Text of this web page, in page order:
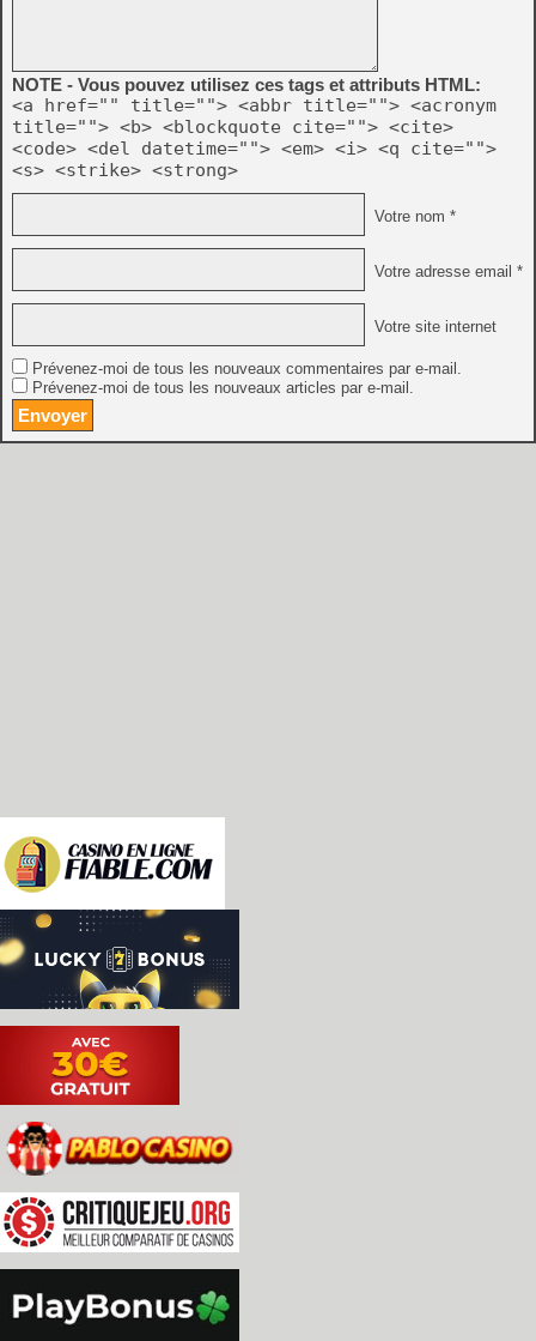
NOTE - Vous pouvez utilisez ces tags et attributs HTML:
<a href="" title=""> <abbr title=""> <acronym
title=""> <b> <blockquote cite=""> <cite>
<code> <del datetime=""> <em> <i> <q cite="">
<s> <strike> <strong>
Votre nom *
Votre adresse email *
Votre site internet
Prévenez-moi de tous les nouveaux commentaires par e-mail.
Prévenez-moi de tous les nouveaux articles par e-mail.